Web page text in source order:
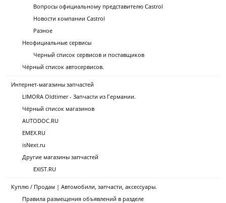
Вопросы официальному представителю Castrol
Новости компании Castrol
Разное
Неофициальные сервисы
Черный список сервисов и поставщиков
Чёрный список автосервисов.
Интернет-магазины запчастей
LIMORA Oldtimer - Запчасти из Германии.
Чёрный список магазинов
AUTODOC.RU
EMEX.RU
isNext.ru
Другие магазины запчастей
EXIST.RU
Куплю / Продам | Автомобили, запчасти, аксессуары.
Правила размещения объявлений в разделе